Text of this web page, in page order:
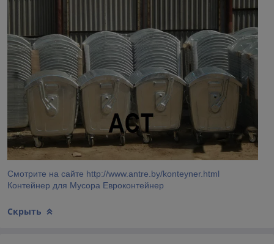
Смотрите на сайте http://www.antre.by/konteyner.html
Контейнер для Мусора Евроконтейнер
Скрыть